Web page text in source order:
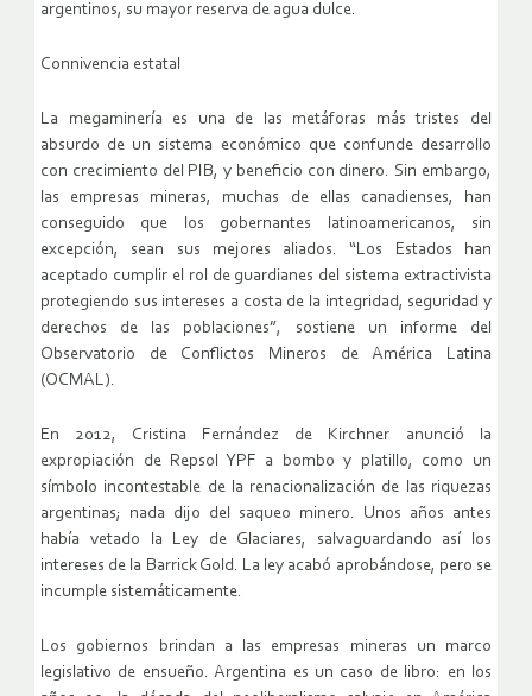
argentinos, su mayor reserva de agua dulce.
Connivencia estatal
La megaminería es una de las metáforas más tristes del
absurdo de un sistema económico que confunde desarrollo
con crecimiento del PIB, y beneficio con dinero. Sin embargo,
las empresas mineras, muchas de ellas canadienses, han
conseguido que los gobernantes latinoamericanos, sin
excepción, sean sus mejores aliados. “Los Estados han
aceptado cumplir el rol de guardianes del sistema extractivista
protegiendo sus intereses a costa de la integridad, seguridad y
derechos de las poblaciones”, sostiene un informe del
Observatorio de Conflictos Mineros de América Latina
(OCMAL).
En 2012, Cristina Fernández de Kirchner anunció la
expropiación de Repsol YPF a bombo y platillo, como un
símbolo incontestable de la renacionalización de las riquezas
argentinas; nada dijo del saqueo minero. Unos años antes
había vetado la Ley de Glaciares, salvaguardando así los
intereses de la Barrick Gold. La ley acabó aprobándose, pero se
incumple sistemáticamente.
Los gobiernos brindan a las empresas mineras un marco
legislativo de ensueño. Argentina es un caso de libro: en los